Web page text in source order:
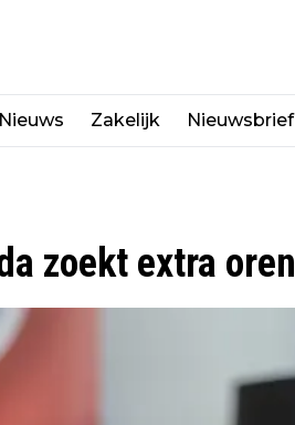
Nieuws Zakelijk Nieuwsbrief
zoekt extra oren